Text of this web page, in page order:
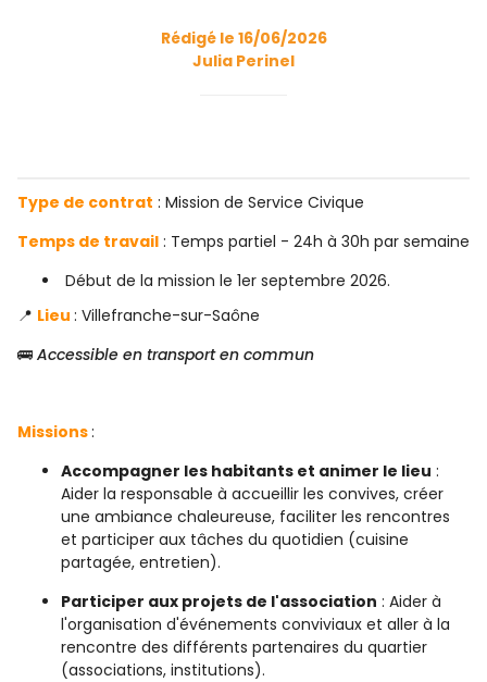
Rédigé le 16/06/2026
Julia Perinel
Type de contrat : Mission de Service Civique
Temps de travail : Temps partiel - 24h à 30h par semaine
Début de la mission le 1er septembre 2026.
📍 Lieu : Villefranche-sur-Saône
🚌 Accessible en transport en commun
Missions:
Accompagner les habitants et animer le lieu :
Aider la responsable à accueillir les convives, créer
une ambiance chaleureuse, faciliter les rencontres
et participer aux tâches du quotidien (cuisine
partagée, entretien).
Participer aux projets de l'association : Aider à
l'organisation d'événements conviviaux et aller à la
rencontre des différents partenaires du quartier
(associations, institutions).